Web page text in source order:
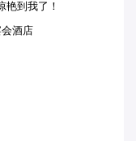
艳到我了！
酒店